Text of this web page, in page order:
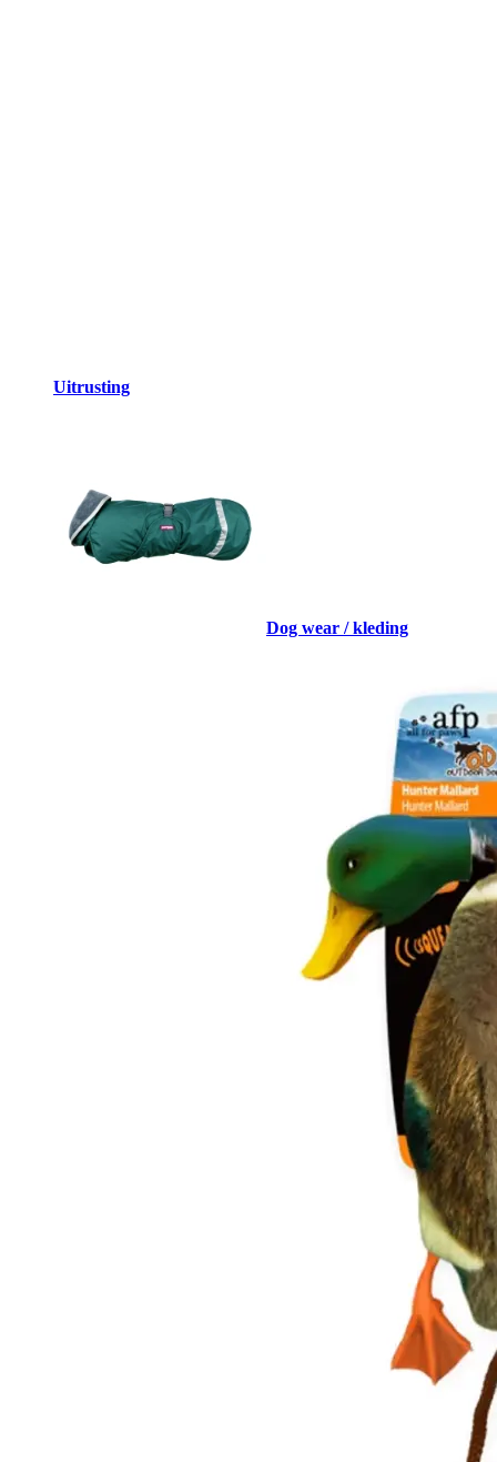
Uitrusting
Dog wear / kleding